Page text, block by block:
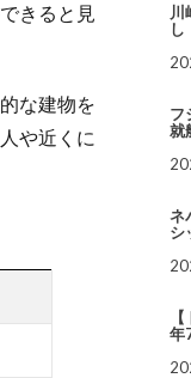
きると見
な建物を
や近くに
川
し
フ
就
ネ
シ
年